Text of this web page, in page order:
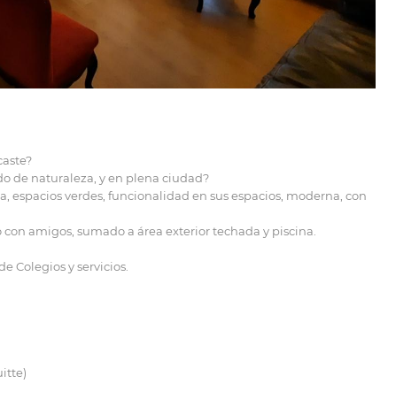
de naturaleza, y en plena ciudad?
espacios verdes, funcionalidad en sus espacios, moderna, con
amigos, sumado a área exterior techada y piscina.
Colegios y servicios.